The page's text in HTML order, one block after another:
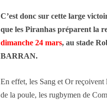
C’est donc sur cette large
que les Piranhas préparent la
dimanche 24 mars, au stade
BARRAN.
En effet, les Sang et Or reçoivent
de la poule, les rugbymen de